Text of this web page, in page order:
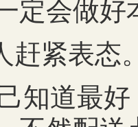
定会做好
赶紧表态
知道最